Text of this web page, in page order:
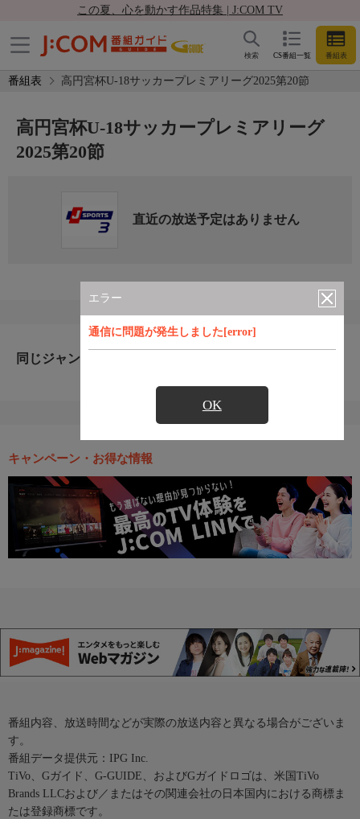
この夏、心を動かす作品特集 | J:COM TV
CS番組一覧 番組表
検索
番組表 高円宮杯U-18サッカープレミアリーグ2025第20節
エラー
通信に問題が発生しました[error]
OK
高円宮杯U-18サッカープレミアリーグ
2025第20節
直近の放送予定はありません
同じジャンルのおすすめ番組
キャンペーン・お得な情報
番組内容、放送時間などが実際の放送内容と異なる場合がございま
す。
番組データ提供元：IPG Inc.
TiVo、Gガイド、G-GUIDE、およびGガイドロゴは、米国TiVo
Brands LLCおよび／またはその関連会社の日本国内における商標ま
たは登録商標です。